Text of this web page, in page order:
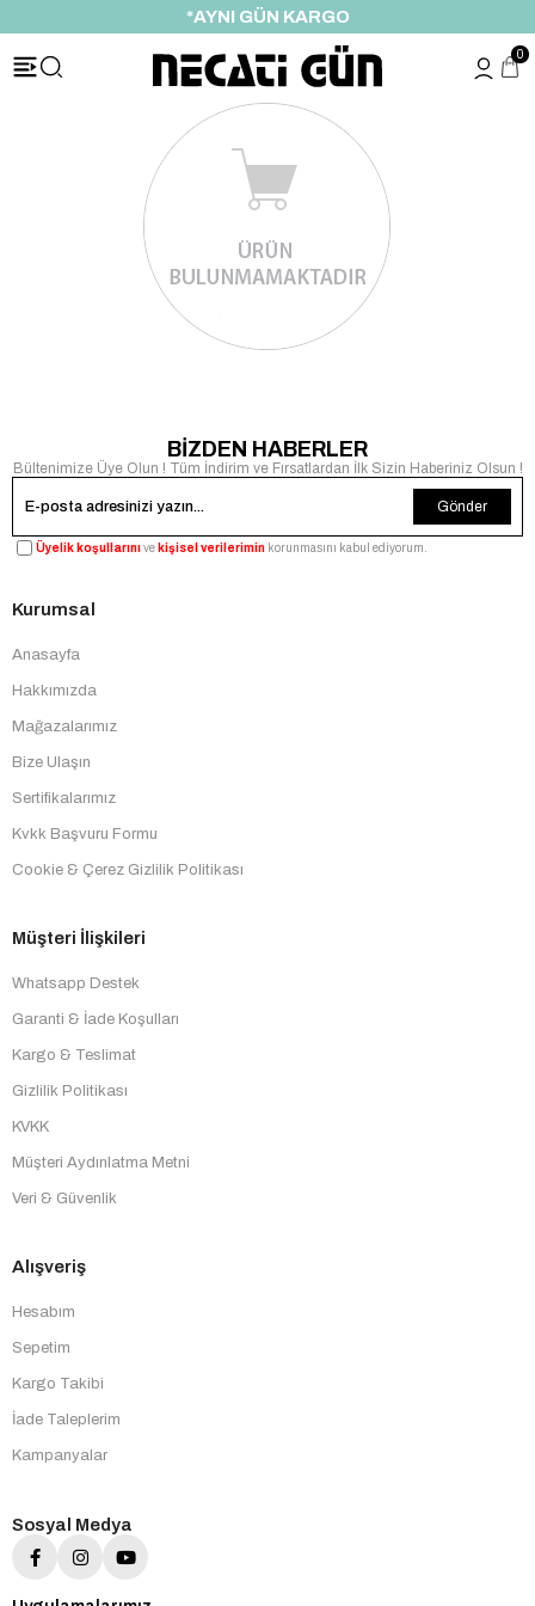
*AYNI GÜN KARGO
0
BİZDEN HABERLER
Bültenimize Üye Olun ! Tüm İndirim ve Fırsatlardan İlk Sizin Haberiniz Olsun !
Gönder
Üyelik koşullarınıve kişisel verilerimin korunmasını kabul ediyorum.
Kurumsal
Anasayfa
Hakkımızda
Mağazalarımız
Bize Ulaşın
Sertifikalarımız
Kvkk Başvuru Formu
Cookie & Çerez Gizlilik Politikası
Müşteri İlişkileri
Whatsapp Destek
Garanti & İade Koşulları
Kargo & Teslimat
Gizlilik Politikası
KVKK
Müşteri Aydınlatma Metni
Veri & Güvenlik
Alışveriş
Hesabım
Sepetim
Kargo Takibi
İade Taleplerim
Kampanyalar
Sosyal Medya